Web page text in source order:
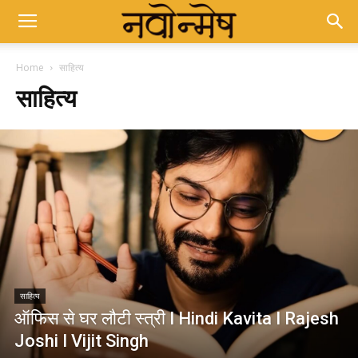
Home साहित्य
साहित्य
साहित्य
ऑफिस से घर लौटी स्त्री I Hindi Kavita I Rajesh
Joshi I Vijit Singh